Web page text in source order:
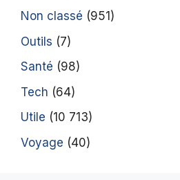
Non classé (951)
Outils (7)
Santé (98)
Tech (64)
Utile (10 713)
Voyage (40)